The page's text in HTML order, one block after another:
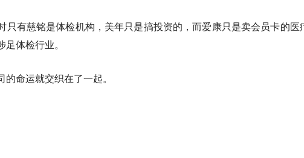
只有慈铭是体检机构，美年只是搞投资的，而爱康只是卖会员卡的医
体检行业。
命运就交织在了一起。